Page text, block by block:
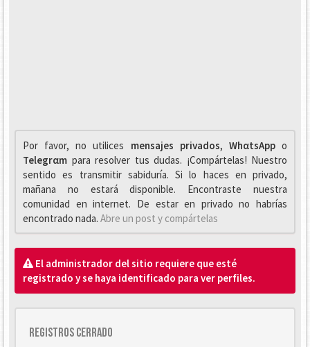
Por favor, no utilices mensajes privados, WhαtsAppo
Telegrαm para resolver tus dudas. ¡Compártelas! Nuestro
sentido es transmitir sabiduría. Si lo haces en privado,
mañana no estará disponible. Encontraste nuestra
comunidad en internet. De estar en privado no habrías
encontrado nada. Abre un post y compártelas
El administrador del sitio requiere que esté
registrado y se haya identificado para ver perfiles.
Registros cerrado